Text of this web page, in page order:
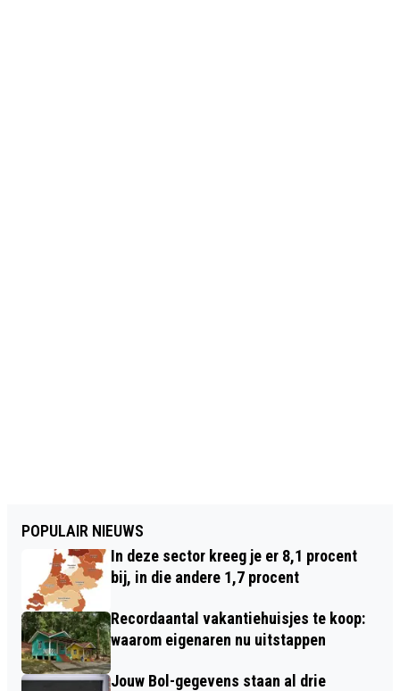
POPULAIR NIEUWS
In deze sector kreeg je er 8,1 procent
bij, in die andere 1,7 procent
Recordaantal vakantiehuisjes te koop:
waarom eigenaren nu uitstappen
Jouw Bol-gegevens staan al drie